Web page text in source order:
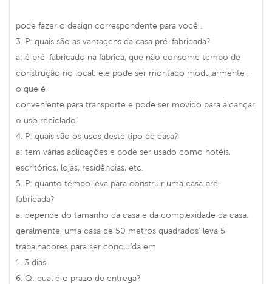
pode fazer o design correspondente para você .
3. P: quais são as vantagens da casa pré-fabricada?
a: é pré-fabricado na fábrica, que não consome tempo de
construção no local; ele pode ser montado modularmente ,,
o que é
conveniente para transporte e pode ser movido para alcançar
o uso reciclado.
4. P: quais são os usos deste tipo de casa?
a: tem várias aplicações e pode ser usado como hotéis,
escritórios, lojas, residências, etc.
5. P: quanto tempo leva para construir uma casa pré-
fabricada?
a: depende do tamanho da casa e da complexidade da casa.
geralmente, uma casa de 50 metros quadrados' leva 5
trabalhadores para ser concluída em
1-3 dias.
6. Q: qual é o prazo de entrega?